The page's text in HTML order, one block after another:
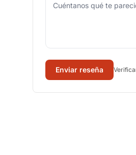
Enviar reseña